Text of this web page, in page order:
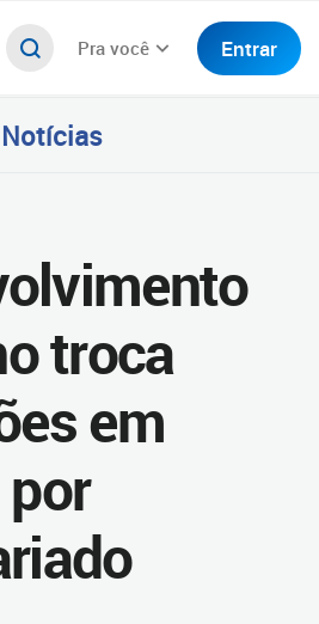
Pra você Entrar
Notícias
troca
em